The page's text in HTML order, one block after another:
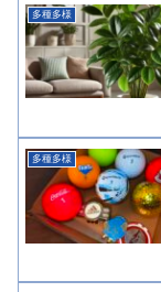
多種多様
多種多様